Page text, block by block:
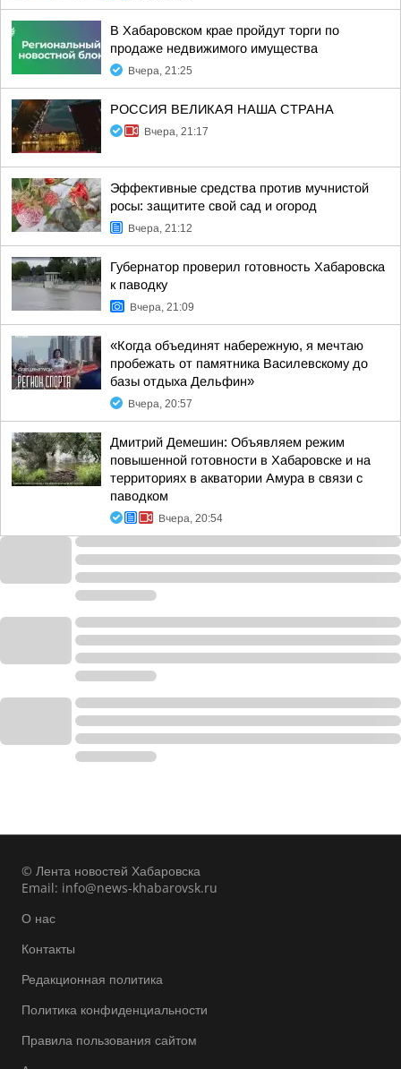
В Хабаровском крае пройдут торги по
продаже недвижимого имущества
Вчера, 21:25
РОССИЯ ВЕЛИКАЯ НАША СТРАНА
Вчера, 21:17
Эффективные средства против мучнистой
росы: защитите свой сад и огород
Вчера, 21:12
Губернатор проверил готовность Хабаровска
к паводку
Вчера, 21:09
«Когда объединят набережную, я мечтаю
пробежать от памятника Василевскому до
базы отдыха Дельфин»
Вчера, 20:57
Дмитрий Демешин: Объявляем режим
повышенной готовности в Хабаровске и на
территориях в акватории Амура в связи с
паводком
Вчера, 20:54
© Лента новостей Хабаровска
Email: info@news-khabarovsk.ru
О нас
Контакты
Редакционная политика
Политика конфиденциальности
Правила пользования сайтом